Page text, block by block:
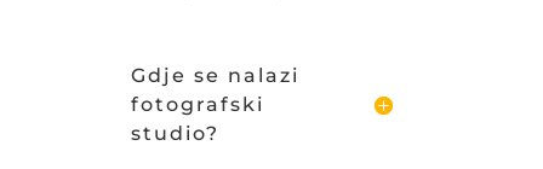
Gdje se nalazi
fotografski
studio?